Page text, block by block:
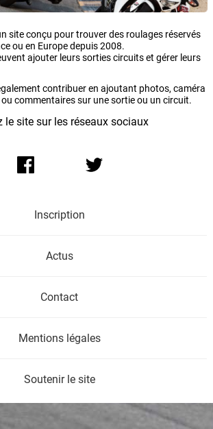
site conçu pour trouver des roulages réservés
ou en Europe depuis 2008.
ajouter leurs sorties circuits et gérer leurs
contribuer en ajoutant photos, caméra
commentaires sur une sortie ou un circuit.
le site sur les réseaux sociaux
Inscription
Actus
Contact
Mentions légales
Soutenir le site